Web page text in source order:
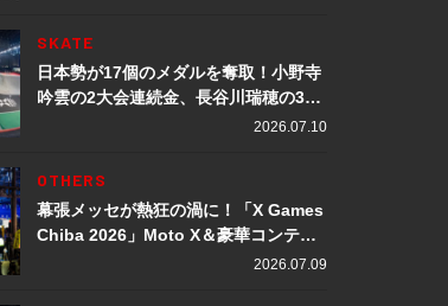
SKATE
日本勢が17個のメダルを奪取！小野寺
吟雲の2大会連続金、長谷川瑞穂の3メ
ダル獲得など数々の快挙をプレイバッ
2026.07.10
OTHERS
幕張メッセが熱狂の渦に！「X Games
Chiba 2026」Moto X＆豪華コンテン
2026.07.09